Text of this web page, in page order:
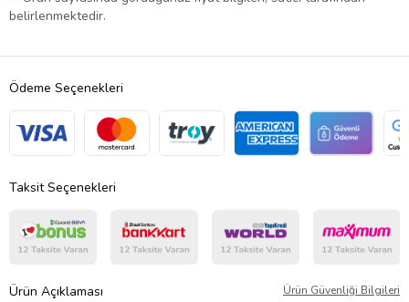
belirlenmektedir.
Ödeme Seçenekleri
Taksit Seçenekleri
Ürün Açıklaması Ürün Güvenliği Bilgileri